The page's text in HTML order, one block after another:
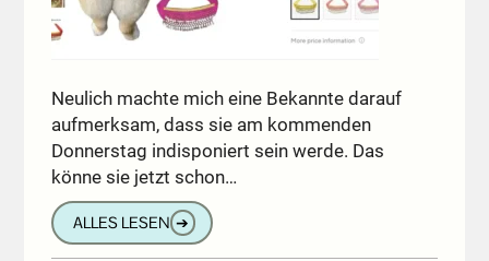
Neulich machte mich eine Bekannte darauf
aufmerksam, dass sie am kommenden
Donnerstag indisponiert sein werde. Das
könne sie jetzt schon…
ALLES LESEN ➔